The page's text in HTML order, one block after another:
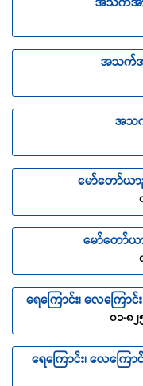
အသက်အ
အသ
မော်တော်ယ
မော်တော်ယ
ရေကြောင်း၊ လေကြေ
၀၁-၈
ရေကြောင်း၊ လေကြော